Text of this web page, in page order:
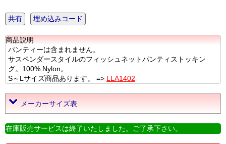
共有 埋め込みコード
商品説明
パンティーは含まれません。
サスペンダースタイルのフィッシュネットパンティストッキン
グ。100% Nylon。
S～Lサイズ商品あります。 => LLA1402
メーカーサイズ表
在庫販売サービスは終了いたしました。ご了承下さい。